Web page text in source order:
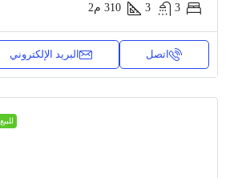
3
3
310 م2
اتصل البريد الإلكتروني
للبيع